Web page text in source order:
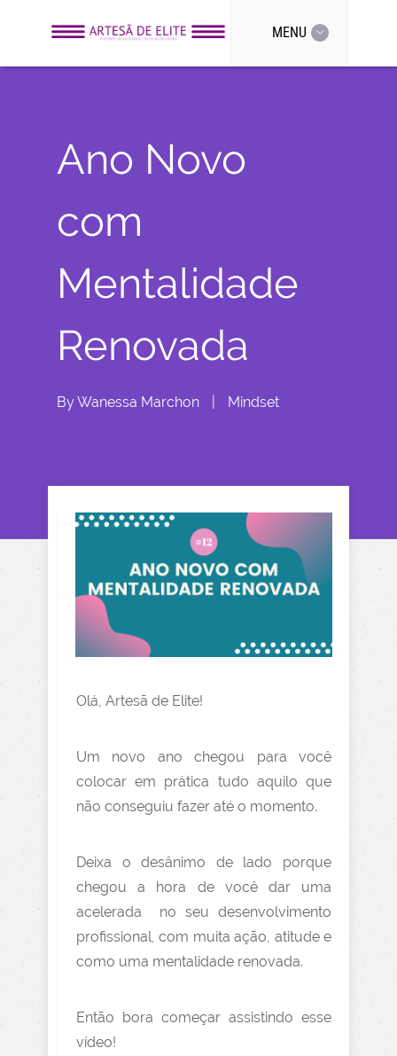
MENU
Ano Novo
com
Mentalidade
Renovada
ByWanessa Marchon Mindset
Olá, Artesã de Elite!
Um novo ano chegou para você
colocar em prática tudo aquilo que
não conseguiu fazer até o momento.
Deixa o desânimo de lado porque
chegou a hora de você dar uma
acelerada no seu desenvolvimento
profissional, com muita ação, atitude e
como uma mentalidade renovada.
Então bora começar assistindo esse
vídeo!